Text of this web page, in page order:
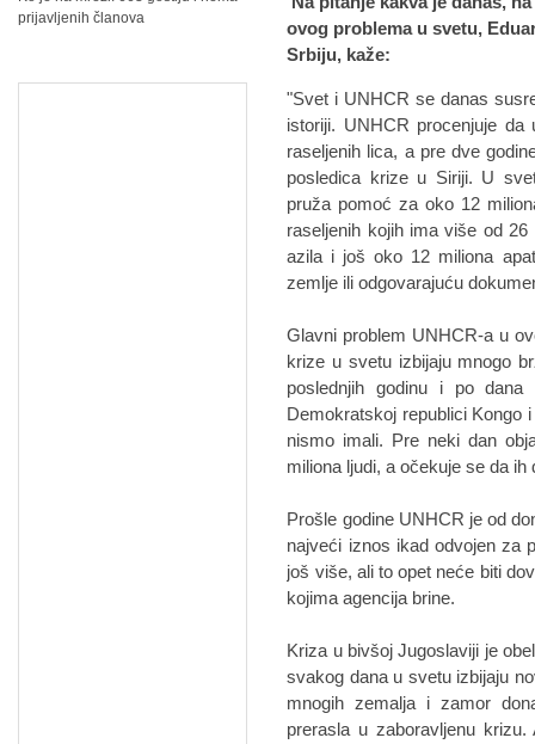
ovog problema u svetu,
Srbiju, kaže:
"Svet i UNHCR se danas
istoriji. UNHCR procenjuje
raseljenih lica, a pre dve
posledica krize u Siriji. U
pruža pomoć za oko 12
raseljenih kojih ima više od
azila i još oko 12 miliona
zemlje ili odgovarajuću
Glavni problem UNHCR-a u
krize u svetu izbijaju mnogo
poslednjih godinu i po
Demokratskoj republici Kongo
nismo imali. Pre neki dan
miliona ljudi, a očekuje se da
Prošle godine UNHCR je od
najveći iznos ikad odvojen za
još više, ali to opet neće biti
kojima agencija brine.
Kriza u bivšoj Jugoslaviji je
svakog dana u svetu izbijaju
mnogih zemalja i zamor
prerasla u zaboravljenu
prijavljenih članova